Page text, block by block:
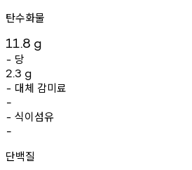
탄수화물
11.8 g
- 당
2.3 g
- 대체 감미료
-
- 식이섬유
-
단백질